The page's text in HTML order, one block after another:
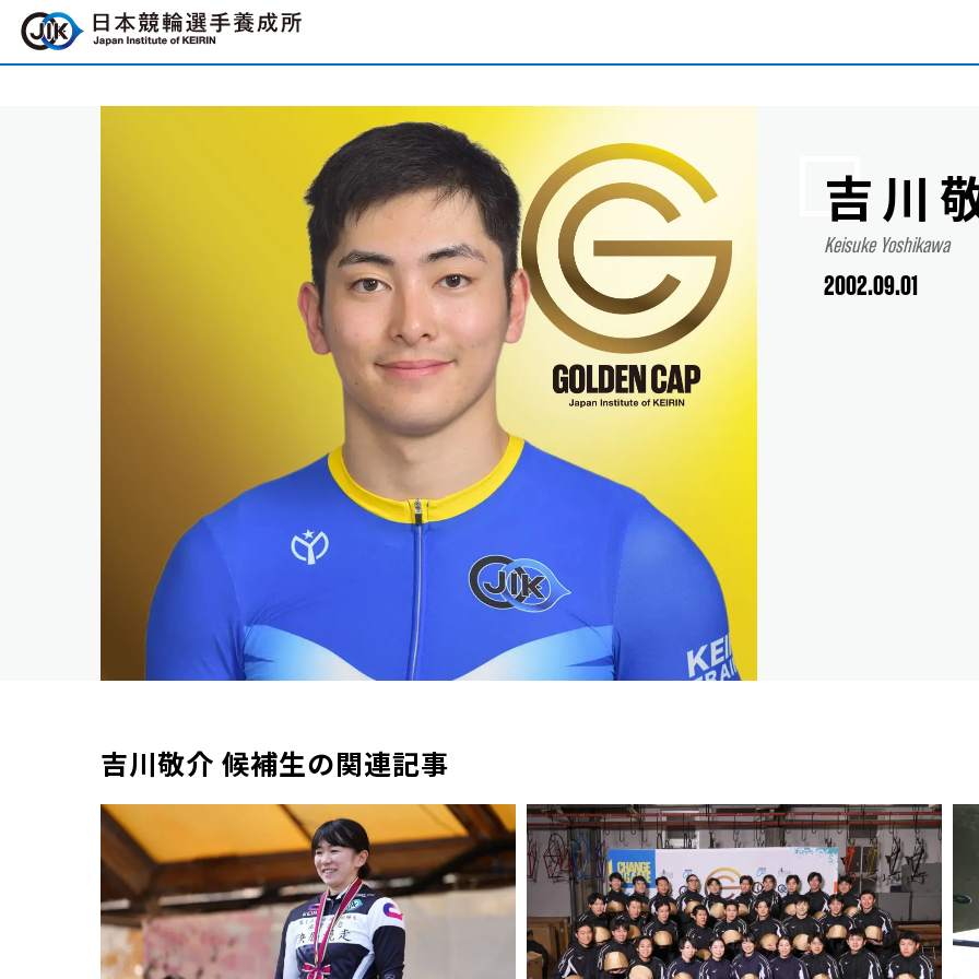
吉川
Keisuke Yoshikawa
2002.09.01
吉川敬介 候補生の関連記事